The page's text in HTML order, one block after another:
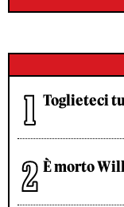
Toglieteci
È morto